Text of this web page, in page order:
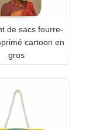
de sacs fourre-
cartoon en
gros